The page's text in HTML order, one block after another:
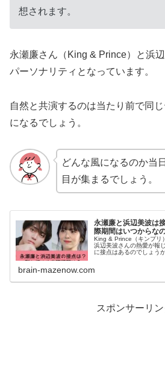
想されます。
永瀬廉さん（King & Prince）と浜
パーソナリティとなっています。
自然と共演するのは当たり前で同
になるでしょう。
どんな風になるのか当
目が集まるでしょう。
永瀬廉と浜辺美波は
際期間はいつからな
King & Prince（キンプリ
浜辺美波さんの熱愛が報
に接点はあるのでしょう
brain-mazenow.com
スポンサーリン